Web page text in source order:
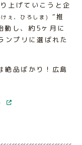
上げていこうと企
ぇ、ひろしま)
“推
動し、約5ヶ月に
ンプリに選ばれた
絶品ばかり！広島